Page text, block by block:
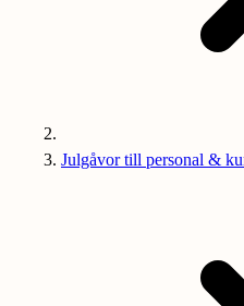
Julgåvor till personal &